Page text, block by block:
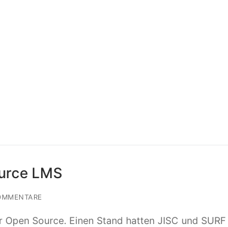
LMS
Source. Einen Stand hatten JISC und